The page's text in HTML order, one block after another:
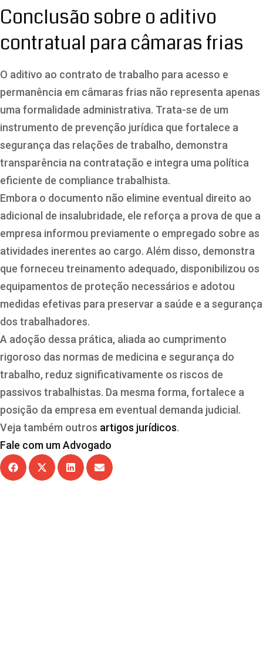
Conclusão sobre o aditivo
contratual para câmaras frias
O aditivo ao contrato de trabalho para acesso e
permanência em câmaras frias não representa apenas
uma formalidade administrativa. Trata-se de um
instrumento de prevenção jurídica que fortalece a
segurança das relações de trabalho, demonstra
transparência na contratação e integra uma política
eficiente de compliance trabalhista.
Embora o documento não elimine eventual direito ao
adicional de insalubridade, ele reforça a prova de que a
empresa informou previamente o empregado sobre as
atividades inerentes ao cargo. Além disso, demonstra
que forneceu treinamento adequado, disponibilizou os
equipamentos de proteção necessários e adotou
medidas efetivas para preservar a saúde e a segurança
dos trabalhadores.
A adoção dessa prática, aliada ao cumprimento
rigoroso das normas de medicina e segurança do
trabalho, reduz significativamente os riscos de
passivos trabalhistas. Da mesma forma, fortalece a
posição da empresa em eventual demanda judicial.
Veja também outros artigos jurídicos.
Fale com um Advogado